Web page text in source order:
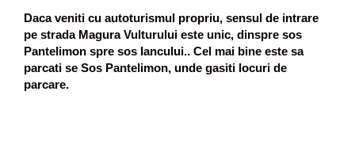
Daca veniti cu autoturismul propriu, sensul de intrare
pe strada Magura Vulturului este unic, dinspre sos
Pantelimon spre sos Iancului.. Cel mai bine este sa
parcati se Sos Pantelimon, unde gasiti locuri de
parcare.